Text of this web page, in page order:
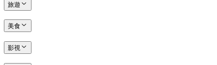
旅遊
美食
影視